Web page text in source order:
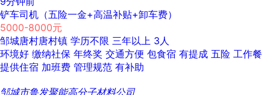
铲车司机（五险一金+高温补贴+卸车费）
5000-8000元
邹城唐村唐村镇 学历不限 三年以上 3人
环境好 缴纳社保 年终奖 交通方便 包食宿 有提成 五险 工作餐
提供住宿 加班费 管理规范 有补助
邹城市鲁发聚能高分子材料公司